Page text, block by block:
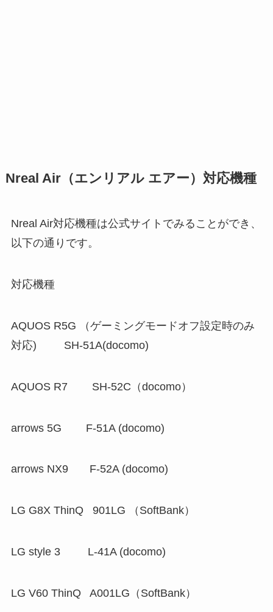
Nreal Air（エンリアル エアー）対応機種
Nreal Air対応機種は公式サイトでみることができ、
以下の通りです。
対応機種
AQUOS R5G （ゲーミングモードオフ設定時のみ
対応) SH-51A(docomo)
AQUOS R7 SH-52C（docomo）
arrows 5G F-51A (docomo)
arrows NX9 F-52A (docomo)
LG G8X ThinQ 901LG （SoftBank）
LG style 3 L-41A (docomo)
LG V60 ThinQ A001LG（SoftBank）